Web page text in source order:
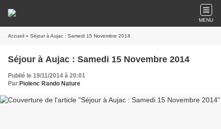
MENU
Accueil » Séjour à Aujac : Samedi 15 Novembre 2014
Séjour à Aujac : Samedi 15 Novembre 2014
Publié le 19/11/2014 à 20:01
Par Piolenc Rando Nature